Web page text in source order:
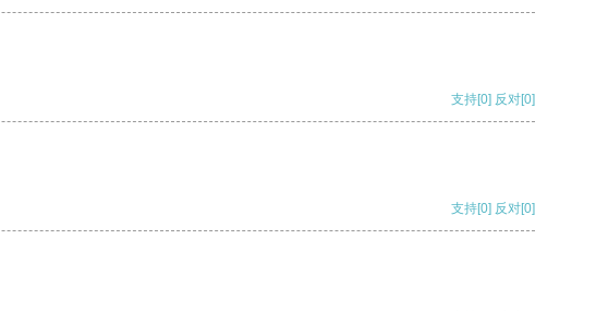
支持[0] 反对[0]
支持[0] 反对[0]